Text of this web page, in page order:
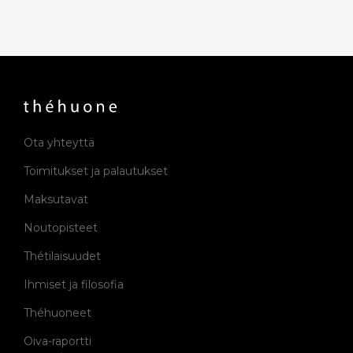
Ota yhteyttä
Toimitukset ja palautukset
Maksutavat
Noutopisteet
Thétilaisuudet
Ihmiset ja filosofia
Théhuoneet
Oiva-raportti